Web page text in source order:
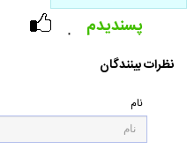
۰ پسندیدم
نظرات بینندگان
نام